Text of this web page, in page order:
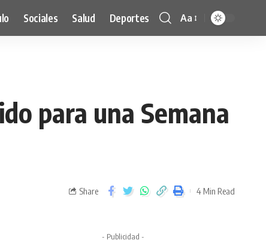
Sociales Salud Deportes Aa
para una Semana
Share 4 Min Read
- Publicidad -